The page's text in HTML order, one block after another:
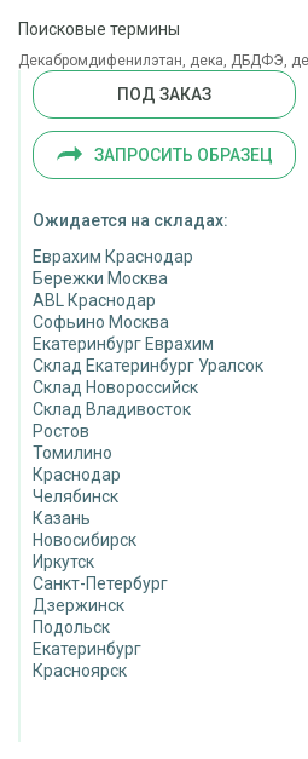
Поисковые термины
Декабромдифенилэтан, дека, ДБДФЭ,
ПОД ЗАКАЗ
ЗАПРОСИТЬ ОБРАЗЕЦ
Ожидается на складах:
Еврахим Краснодар
Бережки Москва
ABL Краснодар
Софьино Москва
Екатеринбург Еврахим
Склад Екатеринбург Уралсок
Склад Новороссийск
Склад Владивосток
Ростов
Томилино
Краснодар
Челябинск
Казань
Новосибирск
Иркутск
Санкт-Петербург
Дзержинск
Подольск
Екатеринбург
Красноярск